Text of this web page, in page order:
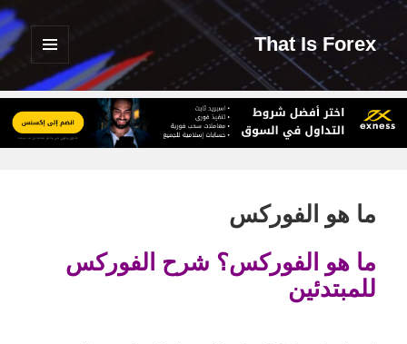
That Is Forex
القائمة
والودجات
ما هو الفوركس
ما هو الفوركس؟ شرح الفوركس
للمبتدئين